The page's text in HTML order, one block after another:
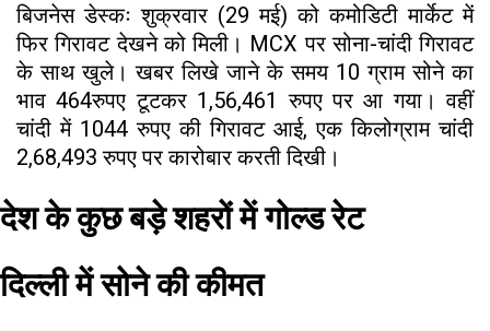
बिजनेस डेस्कः शुक्रवार (29 मई) को कमोडिटी मार्केट में
फिर गिरावट देखने को मिली। MCX पर सोना-चांदी गिरावट
के साथ खुले। खबर लिखे जाने के समय 10 ग्राम सोने का
भाव 464रुपए टूटकर 1,56,461 रुपए पर आ गया। वहीं
चांदी में 1044 रुपए की गिरावट आई, एक किलोग्राम चांदी
2,68,493 रुपए पर कारोबार करती दिखी।
देश के कुछ बड़े शहरों में गोल्ड रेट
दिल्ली में सोने की कीमत